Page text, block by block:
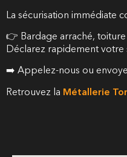
La sécurisation immédiate
👉 Bardage arraché,
Déclarez rapidement votre
➡️ Appelez-nous ou
Retrouvez la Métallerie